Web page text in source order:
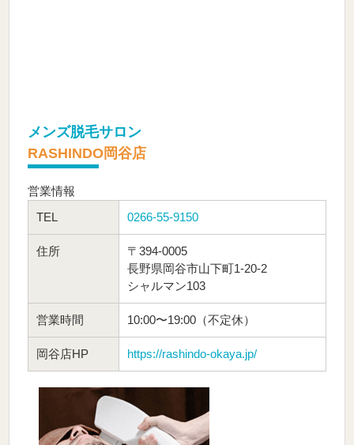
メンズ脱毛サロン
RASHINDO岡谷店
営業情報
TEL
0266-55-9150
住所
〒394-0005
長野県岡谷市山下町1-20-2
シャルマン103
営業時間 10:00〜19:00（不定休）
岡谷店HP https://rashindo-okaya.jp/